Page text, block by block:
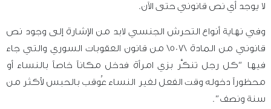
لا يوجد أي نص قانوني حتى الآن.
وفي نهاية أنواع التحرش الجنسي لابد من الإشارة إلى وجود نص
قانوني من المادة \507\ من قانون العقوبات السوري والتي جاء
فيها “كل رجل تنكَّر بزي امرأة فدخل مكاناً خاصاً بالنساء أو
محظوراً دخوله وقت الفعل لغير النساء عُوقب بالحبس لأكثر من
سنة ونصف”.